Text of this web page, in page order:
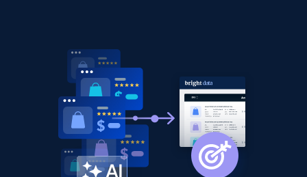
375+
Amazon products global dataset - Collect
products from Brands URLs
Title, Seller name, Brand, Description, Initial